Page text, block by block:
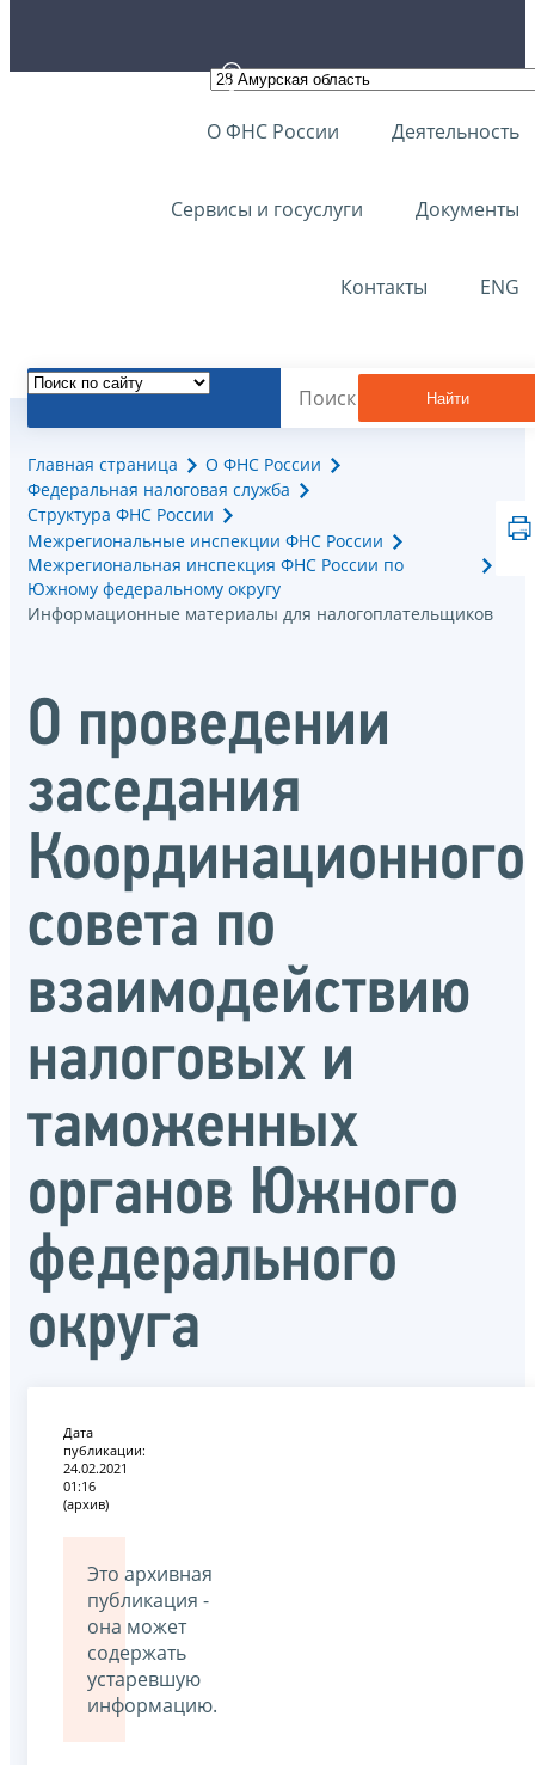
О ФНС России Деятельность
Сервисы и госуслуги Документы
Контакты ENG
Найти
Главная страница
О ФНС России
Федеральная налоговая служба
Структура ФНС России
Межрегиональные инспекции ФНС России
Межрегиональная инспекция ФНС России по
Южному федеральному округу
Информационные материалы для налогоплательщиков
О проведении
заседания
Координационного
совета по
взаимодействию
налоговых и
таможенных
органов Южного
федерального
округа
Дата
публикации:
24.02.2021
01:16
(архив)
Это архивная
публикация -
она может
содержать
устаревшую
информацию.